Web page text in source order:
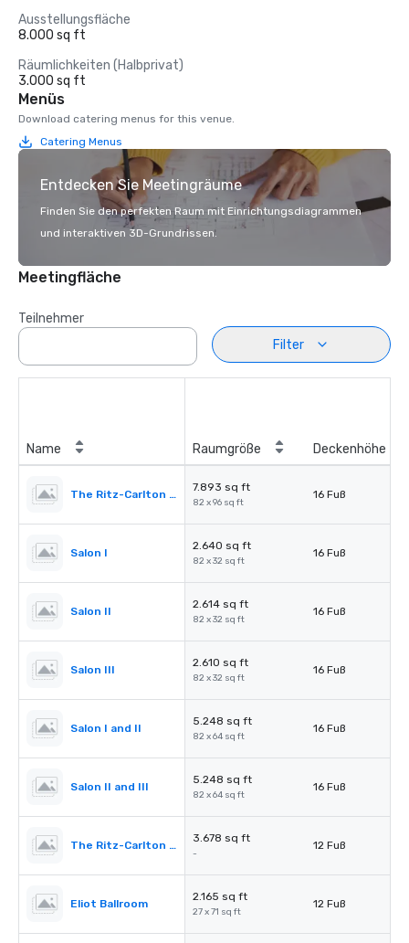
Ausstellungsfläche
8.000 sq ft
Räumlichkeiten (Halbprivat)
3.000 sq ft
Menüs
Download catering menus for this venue.
Catering Menus
Entdecken Sie Meetingräume
Finden Sie den perfekten Raum mit Einrichtungsdiagrammen
und interaktiven 3D-Grundrissen.
Meetingfläche
Teilnehmer
Filter
Name Raumgröße Deckenhöhe
The Ritz-Carlton Ballroom
7.893 sq ft
82 x 96 sq ft
16 Fuß
Salon I
2.640 sq ft
82 x 32 sq ft
16 Fuß
Salon II
2.614 sq ft
82 x 32 sq ft
16 Fuß
Salon III
2.610 sq ft
82 x 32 sq ft
16 Fuß
Salon I and II
5.248 sq ft
82 x 64 sq ft
16 Fuß
Salon II and III
5.248 sq ft
82 x 64 sq ft
16 Fuß
The Ritz-Carlton Pre-Function
3.678 sq ft
-
12 Fuß
Eliot Ballroom
2.165 sq ft
27 x 71 sq ft
12 Fuß